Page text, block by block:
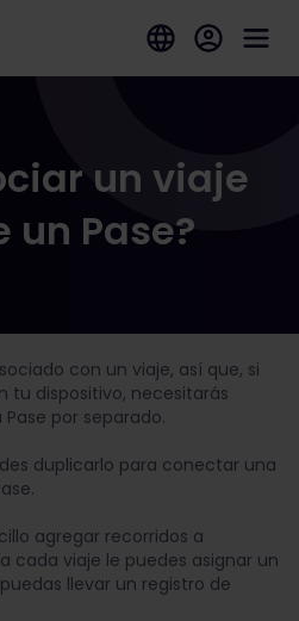
un viaje
un Pase?
con un viaje, así que, si
tu dispositivo, necesitarás
por separado.
duplicarlo para conectar una
agregar recorridos a
cada viaje le puedes asignar un
llevar un registro de